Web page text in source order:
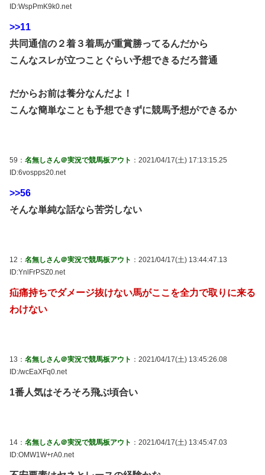
ID:WspPmK9k0.net
>>11
共同通信の２着３着馬が重賞勝ってるんだから
こんなスレが立つことぐらい予想できるだろ普通
だからお前は養分なんだよ！
こんな簡単なことも予想できずに競馬予想ができるか
59： 名無しさん＠実況で競馬板アウト ：2021/04/17(土) 17:13:15.25
ID:6vospps20.net
>>56
そんな単純な話なら苦労しない
12： 名無しさん＠実況で競馬板アウト ：2021/04/17(土) 13:44:47.13
ID:YnlFrPSZ0.net
疝痛持ちでダメージ抜けない馬がここを全力で取りに来る
わけない
13： 名無しさん＠実況で競馬板アウト ：2021/04/17(土) 13:45:26.08
ID:/wcEaXFq0.net
1番人気はそろそろ飛ぶ頃合い
14： 名無しさん＠実況で競馬板アウト ：2021/04/17(土) 13:45:47.03
ID:OMW1W+rA0.net